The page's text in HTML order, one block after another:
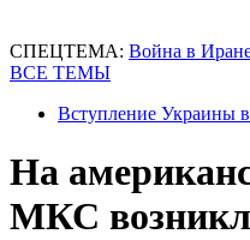
СПЕЦТЕМА: Война в
ВСЕ ТЕМЫ
Вступление Украины
На
МКС